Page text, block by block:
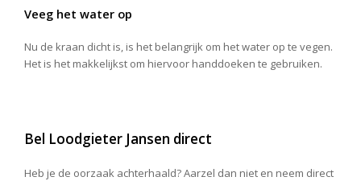
Veeg het water op
Nu de kraan dicht is, is het belangrijk om het water op te vegen.
Het is het makkelijkst om hiervoor handdoeken te gebruiken.
Bel Loodgieter Jansen direct
Heb je de oorzaak achterhaald? Aarzel dan niet en neem direct